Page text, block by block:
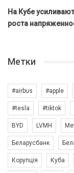
На Кубе
роста
Метки
#airbus #apple
#tesla #tiktok
BYD LVMH
Беларусбанк
Корупція Куба